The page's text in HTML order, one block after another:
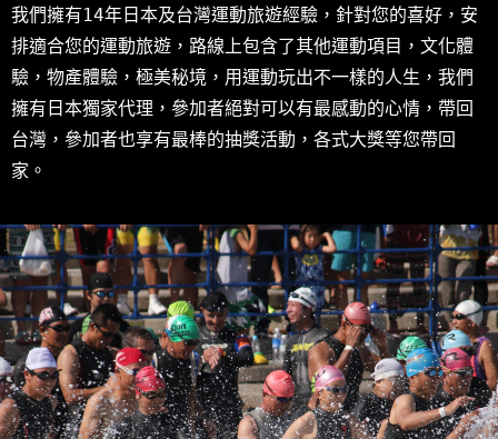
我們擁有14年日本及台灣運動旅遊經驗，針對您的喜好，安
排適合您的運動旅遊，路線上包含了其他運動項目，文化體
驗，物產體驗，極美秘境，用運動玩出不一樣的人生，我們
擁有日本獨家代理，參加者絕對可以有最感動的心情，帶回
台灣，參加者也享有最棒的抽獎活動，各式大獎等您帶回
家。